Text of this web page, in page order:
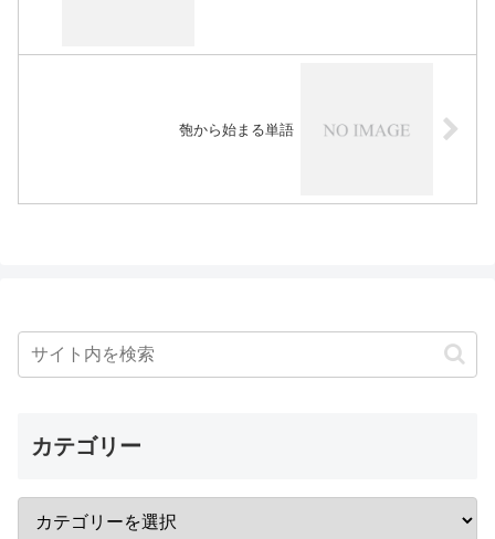
匏から始まる単語
カテゴリー